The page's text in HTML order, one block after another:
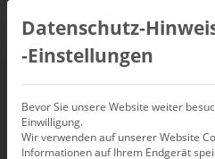
KI im
Datenschutz-
‑Einstellungen
Bevor Sie unsere Website weiter
Einwilligung.
Wir verwenden auf unserer Website
Informationen auf Ihrem Endgerät